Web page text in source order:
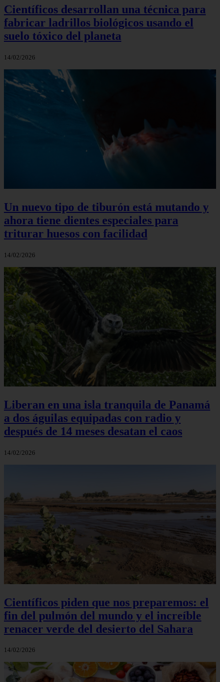
Científicos desarrollan una técnica para
fabricar ladrillos biológicos usando el
suelo tóxico del planeta
14/02/2026
Un nuevo tipo de tiburón está mutando y
ahora tiene dientes especiales para
triturar huesos con facilidad
14/02/2026
Liberan en una isla tranquila de Panamá
a dos águilas equipadas con radio y
después de 14 meses desatan el caos
14/02/2026
Científicos piden que nos preparemos: el
fin del pulmón del mundo y el increíble
renacer verde del desierto del Sahara
14/02/2026